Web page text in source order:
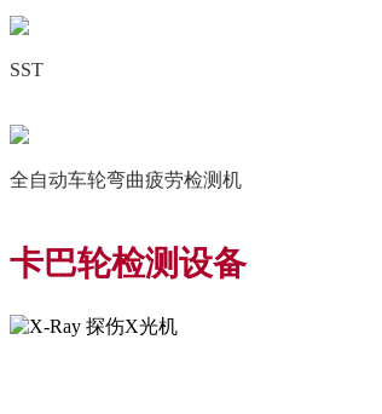
SST
全自动车轮弯曲疲劳检测机
卡巴轮检测设备